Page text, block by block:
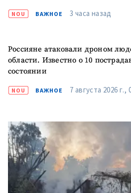
NOU ВАЖНОЕ 3 часа назад
Россияне атаковали дроном
области. Известно о 10
состоянии
NOU ВАЖНОЕ 7 августа 2026 г.,